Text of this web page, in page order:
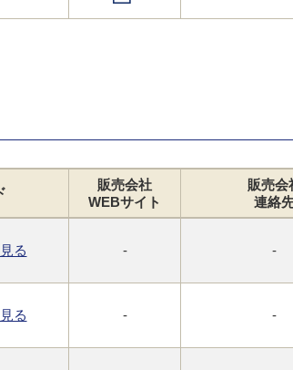
販売会社
WEBサイト
販売会
連絡
る - -
る - -